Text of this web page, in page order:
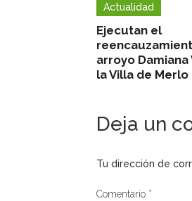
Actualidad
Ejecutan el
arroyo Damiana
la Villa de Merlo
Deja un
Tu dirección de
Comentario *